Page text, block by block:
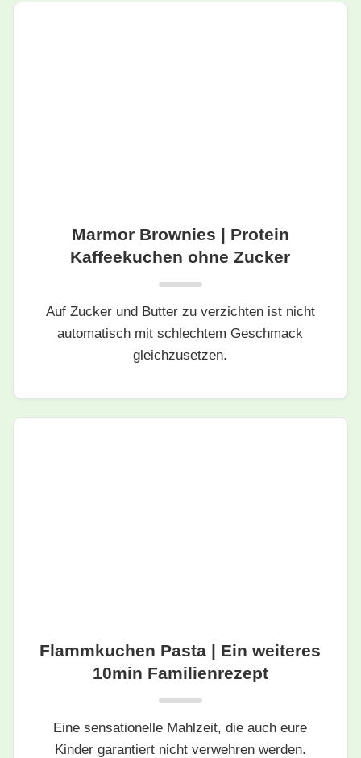
Marmor Brownies | Protein
Kaffeekuchen ohne Zucker
Auf Zucker und Butter zu verzichten ist nicht
automatisch mit schlechtem Geschmack
gleichzusetzen.
Flammkuchen Pasta | Ein weiteres
10min Familienrezept
Eine sensationelle Mahlzeit, die auch eure
Kinder garantiert nicht verwehren werden.